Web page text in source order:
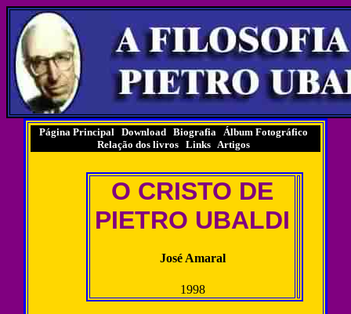
Página Principal Download Biografia Álbum Fotográfico
Relação dos livros| Links| Artigos|
O CRISTO DE
PIETRO UBALDI
José Amaral
1998